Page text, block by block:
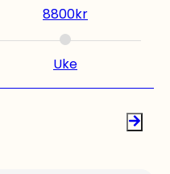
Med leie av lift
som jobben går
rekke hele huset
du trenger? Vi
mellom. Sjekk ut
oss gjerne for å
8800kr
Uke